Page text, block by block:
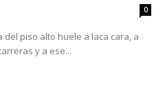
0
del piso alto huele a laca cara, a
y a ese...